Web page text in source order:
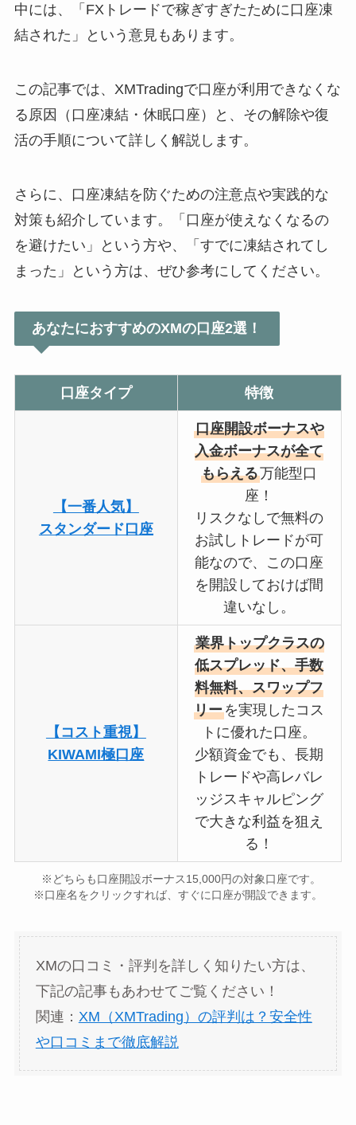
中には、「FXトレードで稼ぎすぎたために口座凍
結された」という意見もあります。
この記事では、XMTradingで口座が利用できなくな
る原因（口座凍結・休眠口座）と、その解除や復
活の手順について詳しく解説します。
さらに、口座凍結を防ぐための注意点や実践的な
対策も紹介しています。「口座が使えなくなるの
を避けたい」という方や、「すでに凍結されてし
まった」という方は、ぜひ参考にしてください。
あなたにおすすめのXMの口座2選！
口座タイプ 特徴
【一番人気】
スタンダード口座
口座開設ボーナスや
入金ボーナスが全て
もらえる万能型口
座！
リスクなしで無料の
お試しトレードが可
能なので、この口座
を開設しておけば間
違いなし。
【コスト重視】
KIWAMI極口座
業界トップクラスの
低スプレッド、手数
料無料、スワップフ
リーを実現したコス
トに優れた口座。
少額資金でも、長期
トレードや高レバレ
ッジスキャルピング
で大きな利益を狙え
る！
※どちらも口座開設ボーナス15,000円の対象口座です。
※口座名をクリックすれば、すぐに口座が開設できます。
XMの口コミ・評判を詳しく知りたい方は、
下記の記事もあわせてご覧ください！
関連： XM（XMTrading）の評判は？安全性
や口コミまで徹底解説